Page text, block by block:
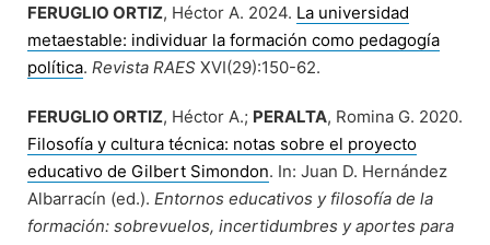
FERUGLIO ORTIZ, Héctor A. 2024. La universidad
metaestable: individuar la formación como pedagogía
política. Revista RAES XVI(29):150-62.
FERUGLIO ORTIZ, Héctor A.; PERALTA, Romina G. 2020.
Filosofía y cultura técnica: notas sobre el proyecto
educativo de Gilbert Simondon. In: Juan D. Hernández
Albarracín (ed.). Entornos educativos y filosofía de la
formación: sobrevuelos, incertidumbres y aportes para